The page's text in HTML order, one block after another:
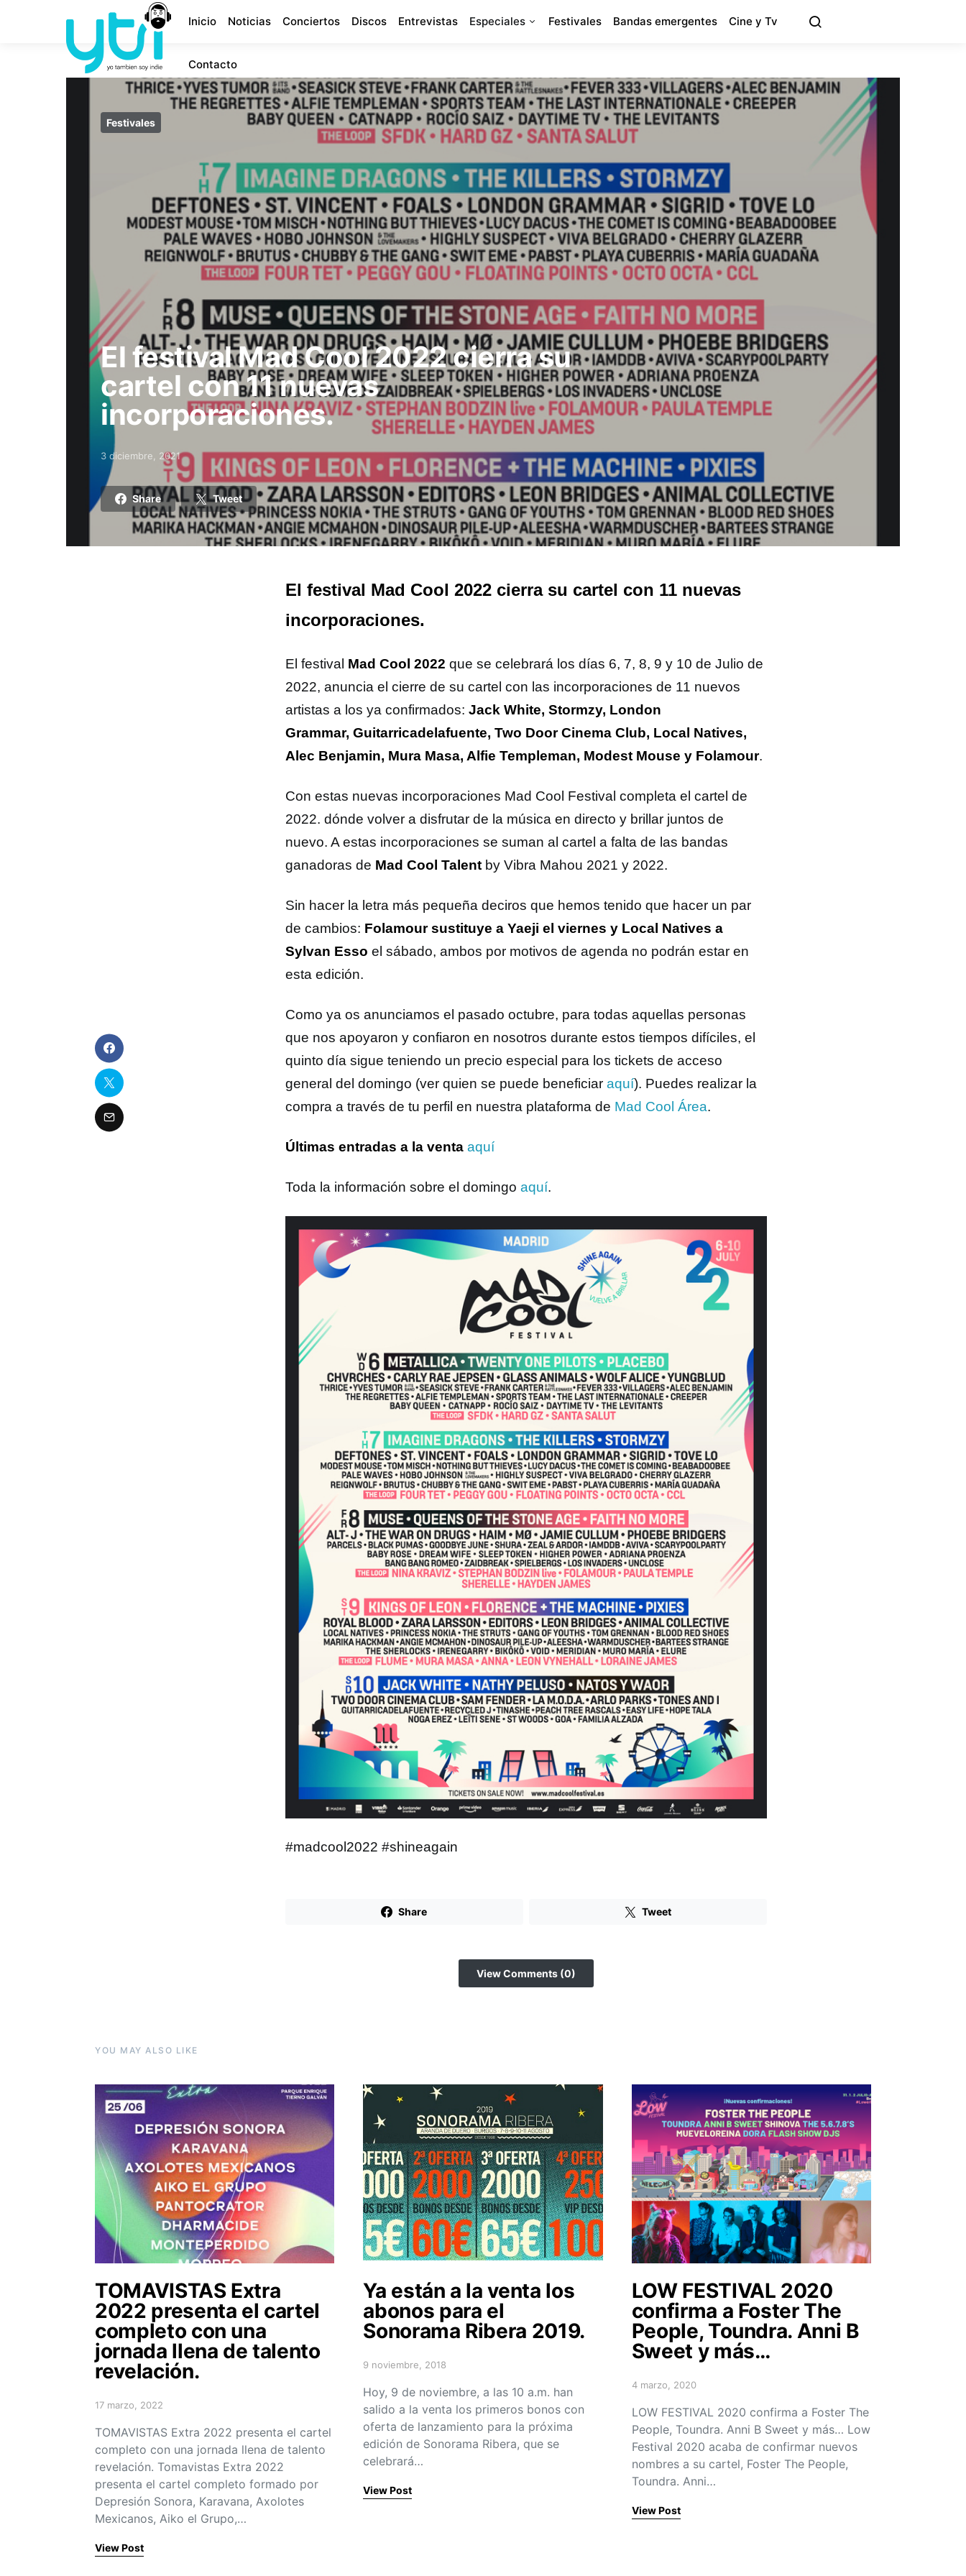
Inicio Noticias Conciertos Discos Entrevistas Especiales Festivales Bandas emergentes Cine y Tv
Contacto
Festivales
El festival Mad Cool 2022 cierra su
cartel con 11 nuevas
incorporaciones.
Posted on
3 diciembre, 2021
Share Tweet
El festival Mad Cool 2022 cierra su cartel con 11 nuevas
incorporaciones.
El festival Mad Cool 2022 que se celebrará los días 6, 7, 8, 9 y 10 de Julio de
2022, anuncia el cierre de su cartel con las incorporaciones de 11 nuevos
artistas a los ya confirmados: Jack White, Stormzy, London
Grammar, Guitarricadelafuente, Two Door Cinema Club, Local Natives,
Alec Benjamin, Mura Masa, Alfie Templeman, Modest Mouse y Folamour.
Con estas nuevas incorporaciones Mad Cool Festival completa el cartel de
2022. dónde volver a disfrutar de la música en directo y brillar juntos de
nuevo. A estas incorporaciones se suman al cartel a falta de las bandas
ganadoras de Mad Cool Talent by Vibra Mahou 2021 y 2022.
Sin hacer la letra más pequeña deciros que hemos tenido que hacer un par
de cambios: Folamour sustituye a Yaeji el viernes y Local Natives a
Sylvan Esso el sábado, ambos por motivos de agenda no podrán estar en
esta edición.
Como ya os anunciamos el pasado octubre, para todas aquellas personas
que nos apoyaron y confiaron en nosotros durante estos tiempos difíciles, el
quinto día sigue teniendo un precio especial para los tickets de acceso
general del domingo (ver quien se puede beneficiar aquí). Puedes realizar la
compra a través de tu perfil en nuestra plataforma de Mad Cool Área.
Últimas entradas a la venta aquí
Toda la información sobre el domingo aquí.
#madcool2022 #shineagain
Share Tweet
View Comments (0)
YOU MAY ALSO LIKE
TOMAVISTAS Extra
2022 presenta el cartel
completo con una
jornada llena de talento
revelación.
Posted on
17 marzo, 2022
TOMAVISTAS Extra 2022 presenta el cartel
completo con una jornada llena de talento
revelación. Tomavistas Extra 2022
presenta el cartel completo formado por
Depresión Sonora, Karavana, Axolotes
Mexicanos, Aiko el Grupo,…
View Post
Ya están a la venta los
abonos para el
Sonorama Ribera 2019.
Posted on
9 noviembre, 2018
Hoy, 9 de noviembre, a las 10 a.m. han
salido a la venta los primeros bonos con
oferta de lanzamiento para la próxima
edición de Sonorama Ribera, que se
celebrará…
View Post
LOW FESTIVAL 2020
confirma a Foster The
People, Toundra. Anni B
Sweet y más…
Posted on
4 marzo, 2020
LOW FESTIVAL 2020 confirma a Foster The
People, Toundra. Anni B Sweet y más… Low
Festival 2020 acaba de confirmar nuevos
nombres a su cartel, Foster The People,
Toundra. Anni…
View Post